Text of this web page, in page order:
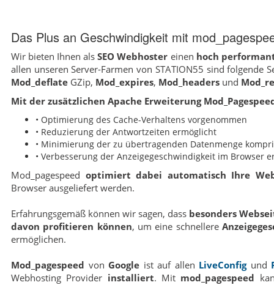
Das Plus an Geschwindigkeit mit
Wir bieten Ihnen alsSEO Webhoster einen hoch
allen unseren Server-Farmen von STATION55 sind folgende
Mod_deflate GZip, Mod_expires, Mod_headers und
Mit der zusätzlichen Apache Erweiterung
• Optimierung des Cache-Verhaltens vorgenommen
• Reduzierung der Antwortzeiten ermöglicht
• Minimierung der zu übertragenden Datenmenge
• Verbesserung der Anzeigegeschwindigkeit im Browser
Mod_pagespeed optimiert dabei automatisch Ihre
Browser ausgeliefert werden.
Erfahrungsgemäß können wir sagen, dass besonders
davon profitieren können, um eine schnellere
ermöglichen.
Mod_pagespeed von Google ist auf allen LiveConfigund
Webhosting Provider installiert. Mit mod_pagespeed